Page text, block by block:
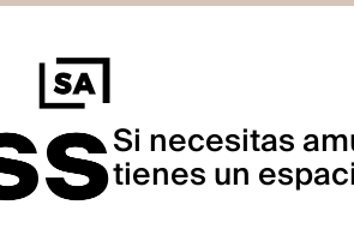
Si necesitas
tienes un